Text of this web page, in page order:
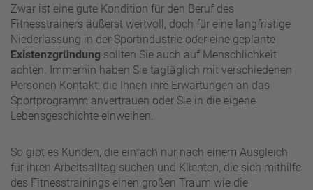
Zwar ist eine gute Kondition für den Beruf des
Fitnesstrainers äußerst wertvoll, doch für eine langfristige
Niederlassung in der Sportindustrie oder eine geplante
Existenzgründung sollten Sie auch auf Menschlichkeit
achten. Immerhin haben Sie tagtäglich mit verschiedenen
Personen Kontakt, die Ihnen ihre Erwartungen an das
Sportprogramm anvertrauen oder Sie in die eigene
Lebensgeschichte einweihen.
So gibt es Kunden, die einfach nur nach einem Ausgleich
für ihren Arbeitsalltag suchen und Klienten, die sich mithilfe
des Fitnesstrainings einen großen Traum wie die